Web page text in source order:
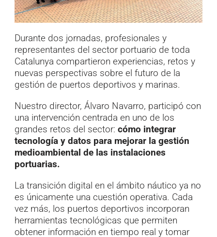
Durante dos jornadas, profesionales y
representantes del sector portuario de toda
Catalunya compartieron experiencias, retos y
nuevas perspectivas sobre el futuro de la
gestión de puertos deportivos y marinas.
Nuestro director, Álvaro Navarro, participó con
una intervención centrada en uno de los
grandes retos del sector: cómo integrar
tecnología y datos para mejorar la gestión
medioambiental de las instalaciones
portuarias.
La transición digital en el ámbito náutico ya no
es únicamente una cuestión operativa. Cada
vez más, los puertos deportivos incorporan
herramientas tecnológicas que permiten
obtener información en tiempo real y tomar